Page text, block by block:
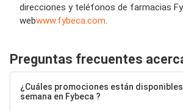
direcciones y teléfonos de farmacias
webwww.fybeca.com.
Preguntas frecuentes
¿Cuáles promociones están
semana en Fybeca ?